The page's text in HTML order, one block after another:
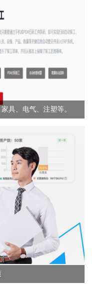
具、电气、注塑等。